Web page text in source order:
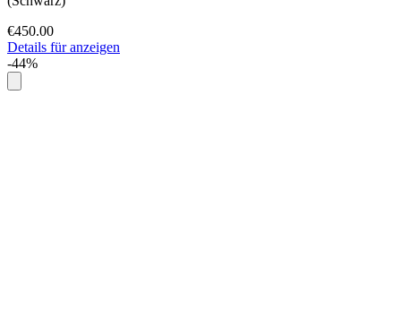
€450.00
Details für anzeigen
-44%